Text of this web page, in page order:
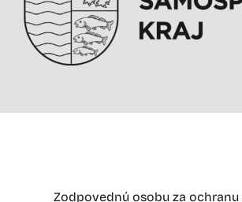
Zodpovednú osobu za